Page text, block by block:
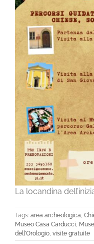
La locandina
Tags: area archeologica
Museo Casa Carducci
dell'Orologio visite gratuite